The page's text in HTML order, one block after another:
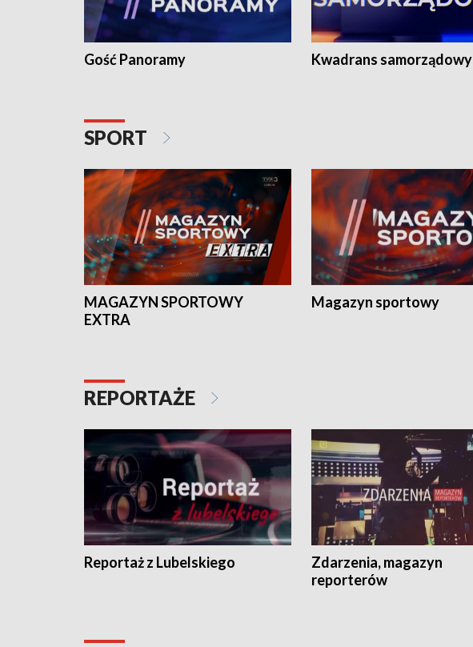
Gość Panoramy Kwadrans samorządowy
SPORT
MAGAZYN SPORTOWY
EXTRA
Magazyn sportowy
REPORTAŻE
Reportaż z Lubelskiego
Zdarzenia, magazyn
reporterów